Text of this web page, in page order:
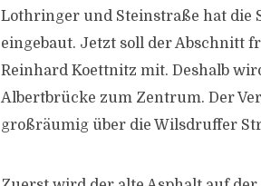
Lothringer und Steinstraße hat die
eingebaut. Jetzt soll der Abschnitt
Reinhard Koettnitz mit. Deshalb
Albertbrücke zum Zentrum. Der
großräumig über die Wilsdruffer